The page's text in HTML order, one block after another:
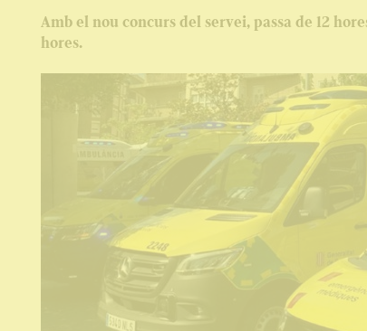
Amb el nou concurs del servei, passa de 12
hores.